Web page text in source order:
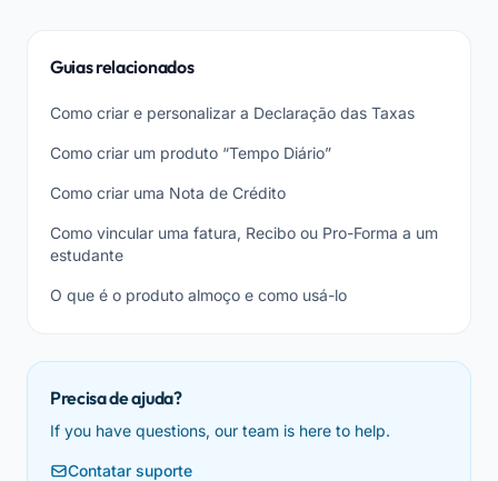
Guias relacionados
Como criar e personalizar a Declaração das Taxas
Como criar um produto “Tempo Diário”
Como criar uma Nota de Crédito
Como vincular uma fatura, Recibo ou Pro-Forma a um
estudante
O que é o produto almoço e como usá-lo
Precisa de ajuda?
If you have questions, our team is here to help.
Contatar suporte